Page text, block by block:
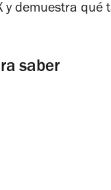
demuestra qué
saber